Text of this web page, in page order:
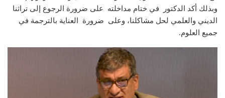
وبذلك أكد الدكتور في ختام مداخلته على ضرورة الرجوع إلى تراثنا
الديني والعلمي لحل مشاكلنا، وعلى ضرورة العناية بالترجمة في
جميع العلوم.